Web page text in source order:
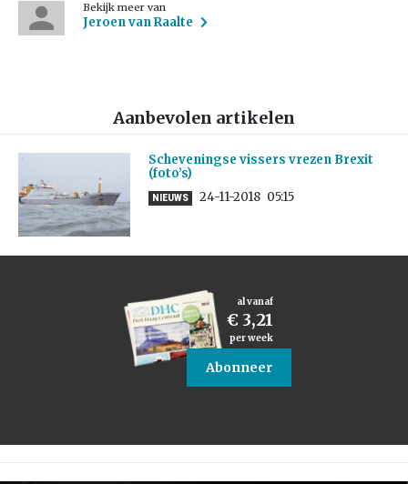
Bekijk meer van
Jeroen van Raalte
Aanbevolen artikelen
Scheveningse vissers vrezen Brexit
(foto’s)
NIEUWS 24-11-2018 05:15
al vanaf
€ 3,21
per week
Abonneer